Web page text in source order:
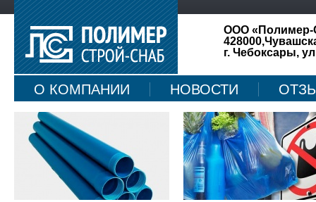
ООО «Полимер-
г. Чебоксары,
О КОМПАНИИ НОВОСТИ
КАРТА САЙТА